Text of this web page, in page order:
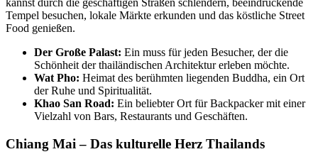
Tempel besuchen, lokale Märkte erkunden und das köstliche Street
Food genießen.
Der Große Palast: Ein muss für jeden Besucher, der die
Schönheit der thailändischen Architektur erleben möchte.
Wat Pho: Heimat des berühmten liegenden Buddha, ein Ort
der Ruhe und Spiritualität.
Khao San Road: Ein beliebter Ort für Backpacker mit einer
Vielzahl von Bars, Restaurants und Geschäften.
Chiang Mai – Das kulturelle Herz Thailands